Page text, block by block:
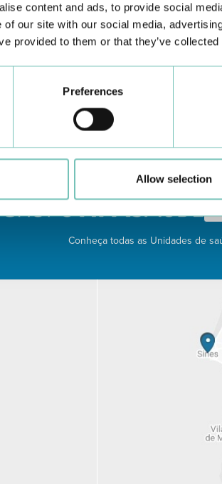
content and ads, to provide social
of our site with our social media,
provided to them or that they’ve
Preferences
Allow selection
Estrabismo Pediátrico n…
Conheça todas as Unidades de